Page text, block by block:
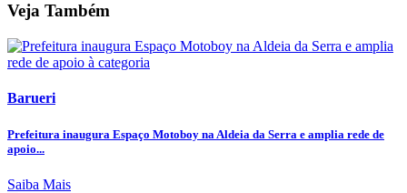
Veja Também
Barueri
Prefeitura inaugura Espaço Motoboy na Aldeia da Serra e amplia rede de
apoio...
Saiba Mais